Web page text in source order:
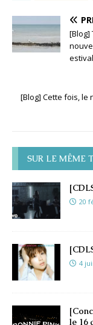
[Blog]
[Blog] Cette fois, le
SUR LE MÊME
20
4
le 16